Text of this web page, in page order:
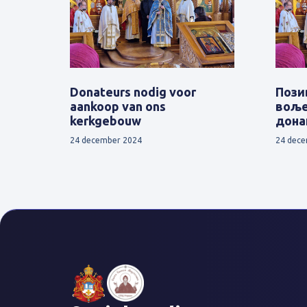
Donateurs nodig voor
aankoop van ons
kerkgebouw
24 december 2024 24